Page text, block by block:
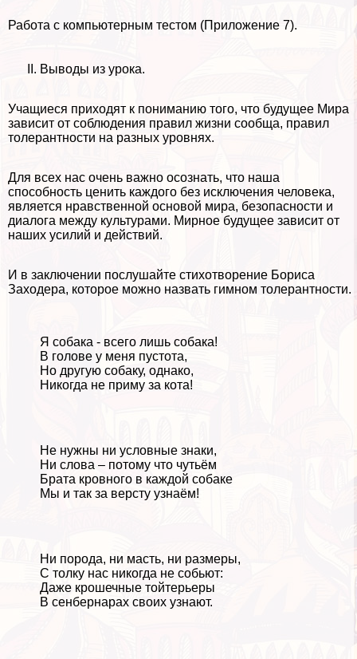
Работа с компьютерным тестом (Приложение 7).
Выводы из урока.
Учащиеся приходят к пониманию того, что будущее Мира
зависит от соблюдения правил жизни сообща, правил
толерантности на разных уровнях.
Для всех нас очень важно осознать, что наша
способность ценить каждого без исключения человека,
является нравственной основой мира, безопасности и
диалога между культурами. Мирное будущее зависит от
наших усилий и действий.
И в заключении послушайте стихотворение Бориса
Заходера, которое можно назвать гимном толерантности.
Я собака - всего лишь собака!
В голове у меня пустота,
Но другую собаку, однако,
Никогда не приму за кота!
Не нужны ни условные знаки,
Ни слова – потому что чутьём
Брата кровного в каждой собаке
Мы и так за версту узнаём!
Ни порода, ни масть, ни размеры,
С толку нас никогда не собьют:
Даже крошечные тойтерьеры
В сенбернарах своих узнают.